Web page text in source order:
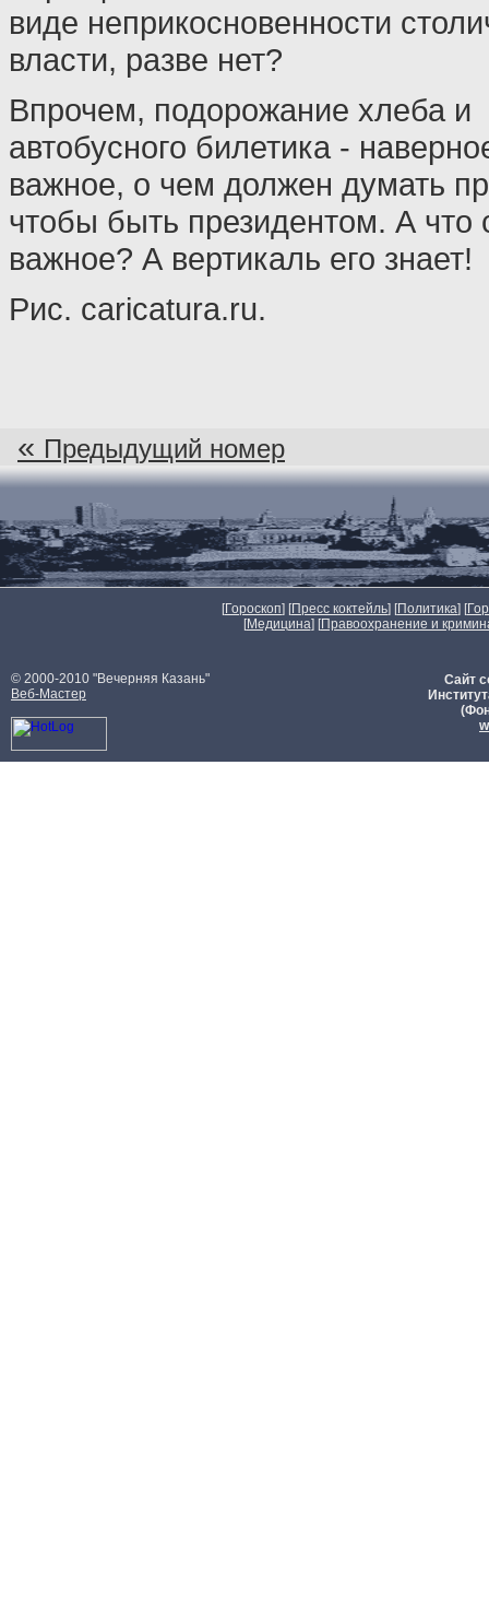
виде неприкосновенности
власти, разве нет?
Впрочем, подорожание хлеба и
автобусного билетика -
важное, о чем должен думать
чтобы быть президентом. А что
важное? А вертикаль его знает!
Рис. caricatura.ru.
« Предыдущий номер
[Гороскоп] [Пресс коктейль] [Политика] [
[Медицина] [Правоохранение и
© 2000-2010 "Вечерняя Казань"
Веб-Мастер
Сайт